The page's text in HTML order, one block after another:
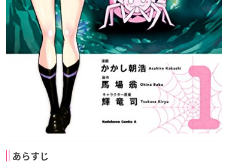
あらすじ